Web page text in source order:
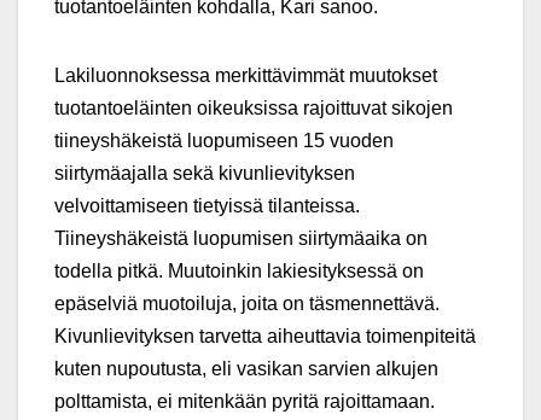
tuotantoeläinten kohdalla, Kari sanoo.
Lakiluonnoksessa merkittävimmät muutokset
tuotantoeläinten oikeuksissa rajoittuvat sikojen
tiineyshäkeistä luopumiseen 15 vuoden
siirtymäajalla sekä kivunlievityksen
velvoittamiseen tietyissä tilanteissa.
Tiineyshäkeistä luopumisen siirtymäaika on
todella pitkä. Muutoinkin lakiesityksessä on
epäselviä muotoiluja, joita on täsmennettävä.
Kivunlievityksen tarvetta aiheuttavia toimenpiteitä
kuten nupoutusta, eli vasikan sarvien alkujen
polttamista, ei mitenkään pyritä rajoittamaan.